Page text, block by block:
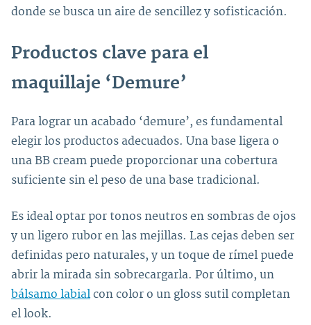
donde se busca un aire de sencillez y sofisticación.
Productos clave para el
maquillaje ‘Demure’
Para lograr un acabado ‘demure’, es fundamental
elegir los productos adecuados. Una base ligera o
una BB cream puede proporcionar una cobertura
suficiente sin el peso de una base tradicional.
Es ideal optar por tonos neutros en sombras de ojos
y un ligero rubor en las mejillas. Las cejas deben ser
definidas pero naturales, y un toque de rímel puede
abrir la mirada sin sobrecargarla. Por último, un
bálsamo labial con color o un gloss sutil completan
el look.